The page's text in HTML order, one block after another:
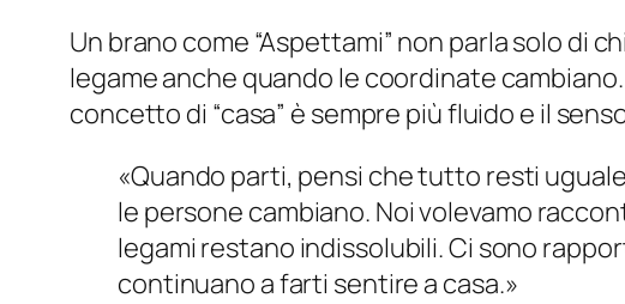
Un brano come “Aspettami” non parla solo di
legame anche quando le coordinate
concetto di “casa” è sempre più fluido e il
«Quando parti, pensi che tutto resti
le persone cambiano. Noi volevamo
legami restano indissolubili. Ci sono
continuano a farti sentire a casa.»